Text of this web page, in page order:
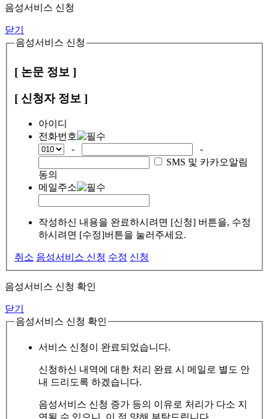
음성서비스 신청
닫기
음성서비스 신청
[ 논문 정보 ]
[ 신청자 정보 ]
아이디
전화번호
-
-
SMS 및 카카오알림
동의
메일주소
작성하신 내용을 완료하시려면 [신청] 버튼을, 수정
하시려면 [수정]버튼을 눌러주세요.
취소 음성서비스 신청 수정 신청
음성서비스 신청 확인
닫기
음성서비스 신청 확인
서비스 신청이 완료되었습니다.
신청하신 내역에 대한 처리 완료 시 메일로 별도 안
내 드리도록 하겠습니다.
음성서비스 신청 증가 등의 이유로 처리가 다소 지
연될 수 있으니, 이 점 양해 부탁드립니다.